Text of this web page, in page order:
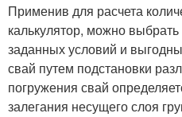
Применив для расчета
калькулятор, можно
заданных условий и
свай путем подстановки
погружения свай
залегания несущего слоя